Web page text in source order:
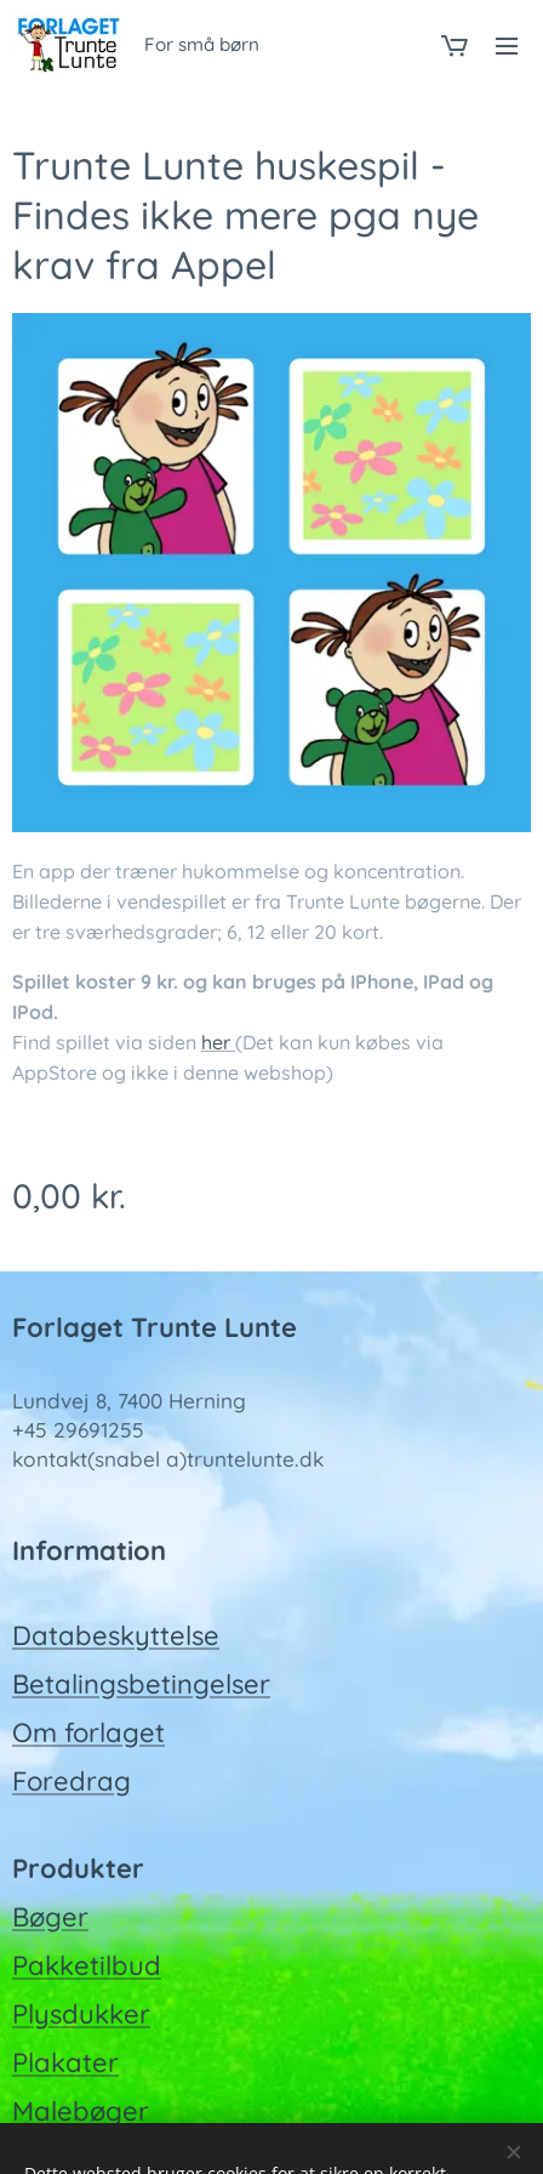
For små børn
Trunte Lunte huskespil -
Findes ikke mere pga nye
krav fra Appel
En app der træner hukommelse og koncentration.
Billederne i vendespillet er fra Trunte Lunte bøgerne. Der
er tre sværhedsgrader; 6, 12 eller 20 kort.
Spillet koster 9 kr. og kan bruges på IPhone, IPad og
IPod.
Find spillet via siden her (Det kan kun købes via
AppStore og ikke i denne webshop)
0,00 kr.
Forlaget Trunte Lunte
Lundvej 8, 7400 Herning
+45 29691255
kontakt(snabel a)truntelunte.dk
Information
Databeskyttelse
Betalingsbetingelser
Om forlaget
Foredrag
Produkter
Bøger
Pakketilbud
Plysdukker
Plakater
Malebøger